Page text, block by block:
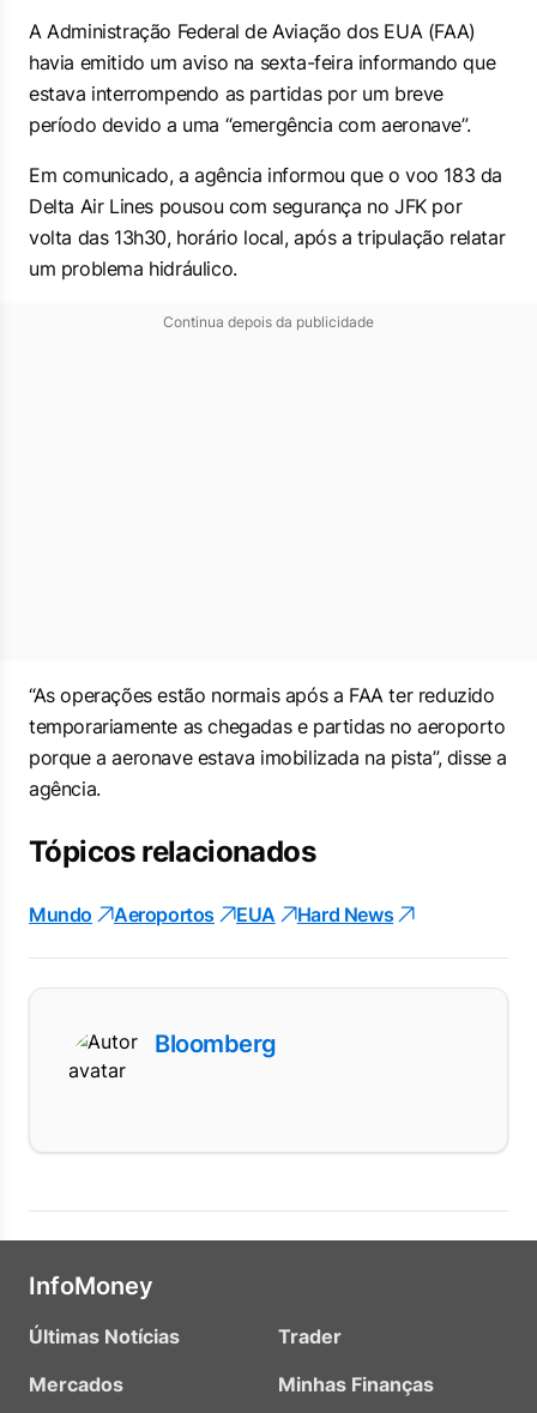
A Administração Federal de Aviação dos EUA (FAA)
havia emitido um aviso na sexta-feira informando que
estava interrompendo as partidas por um breve
período devido a uma “emergência com aeronave”.
Em comunicado, a agência informou que o voo 183 da
Delta Air Lines pousou com segurança no JFK por
volta das 13h30, horário local, após a tripulação relatar
um problema hidráulico.
Continua depois da publicidade
“As operações estão normais após a FAA ter reduzido
temporariamente as chegadas e partidas no aeroporto
porque a aeronave estava imobilizada na pista”, disse a
agência.
Tópicos relacionados
Mundo Aeroportos EUA Hard News
Bloomberg
InfoMoney
Últimas Notícias
Mercados
Trader
Minhas Finanças